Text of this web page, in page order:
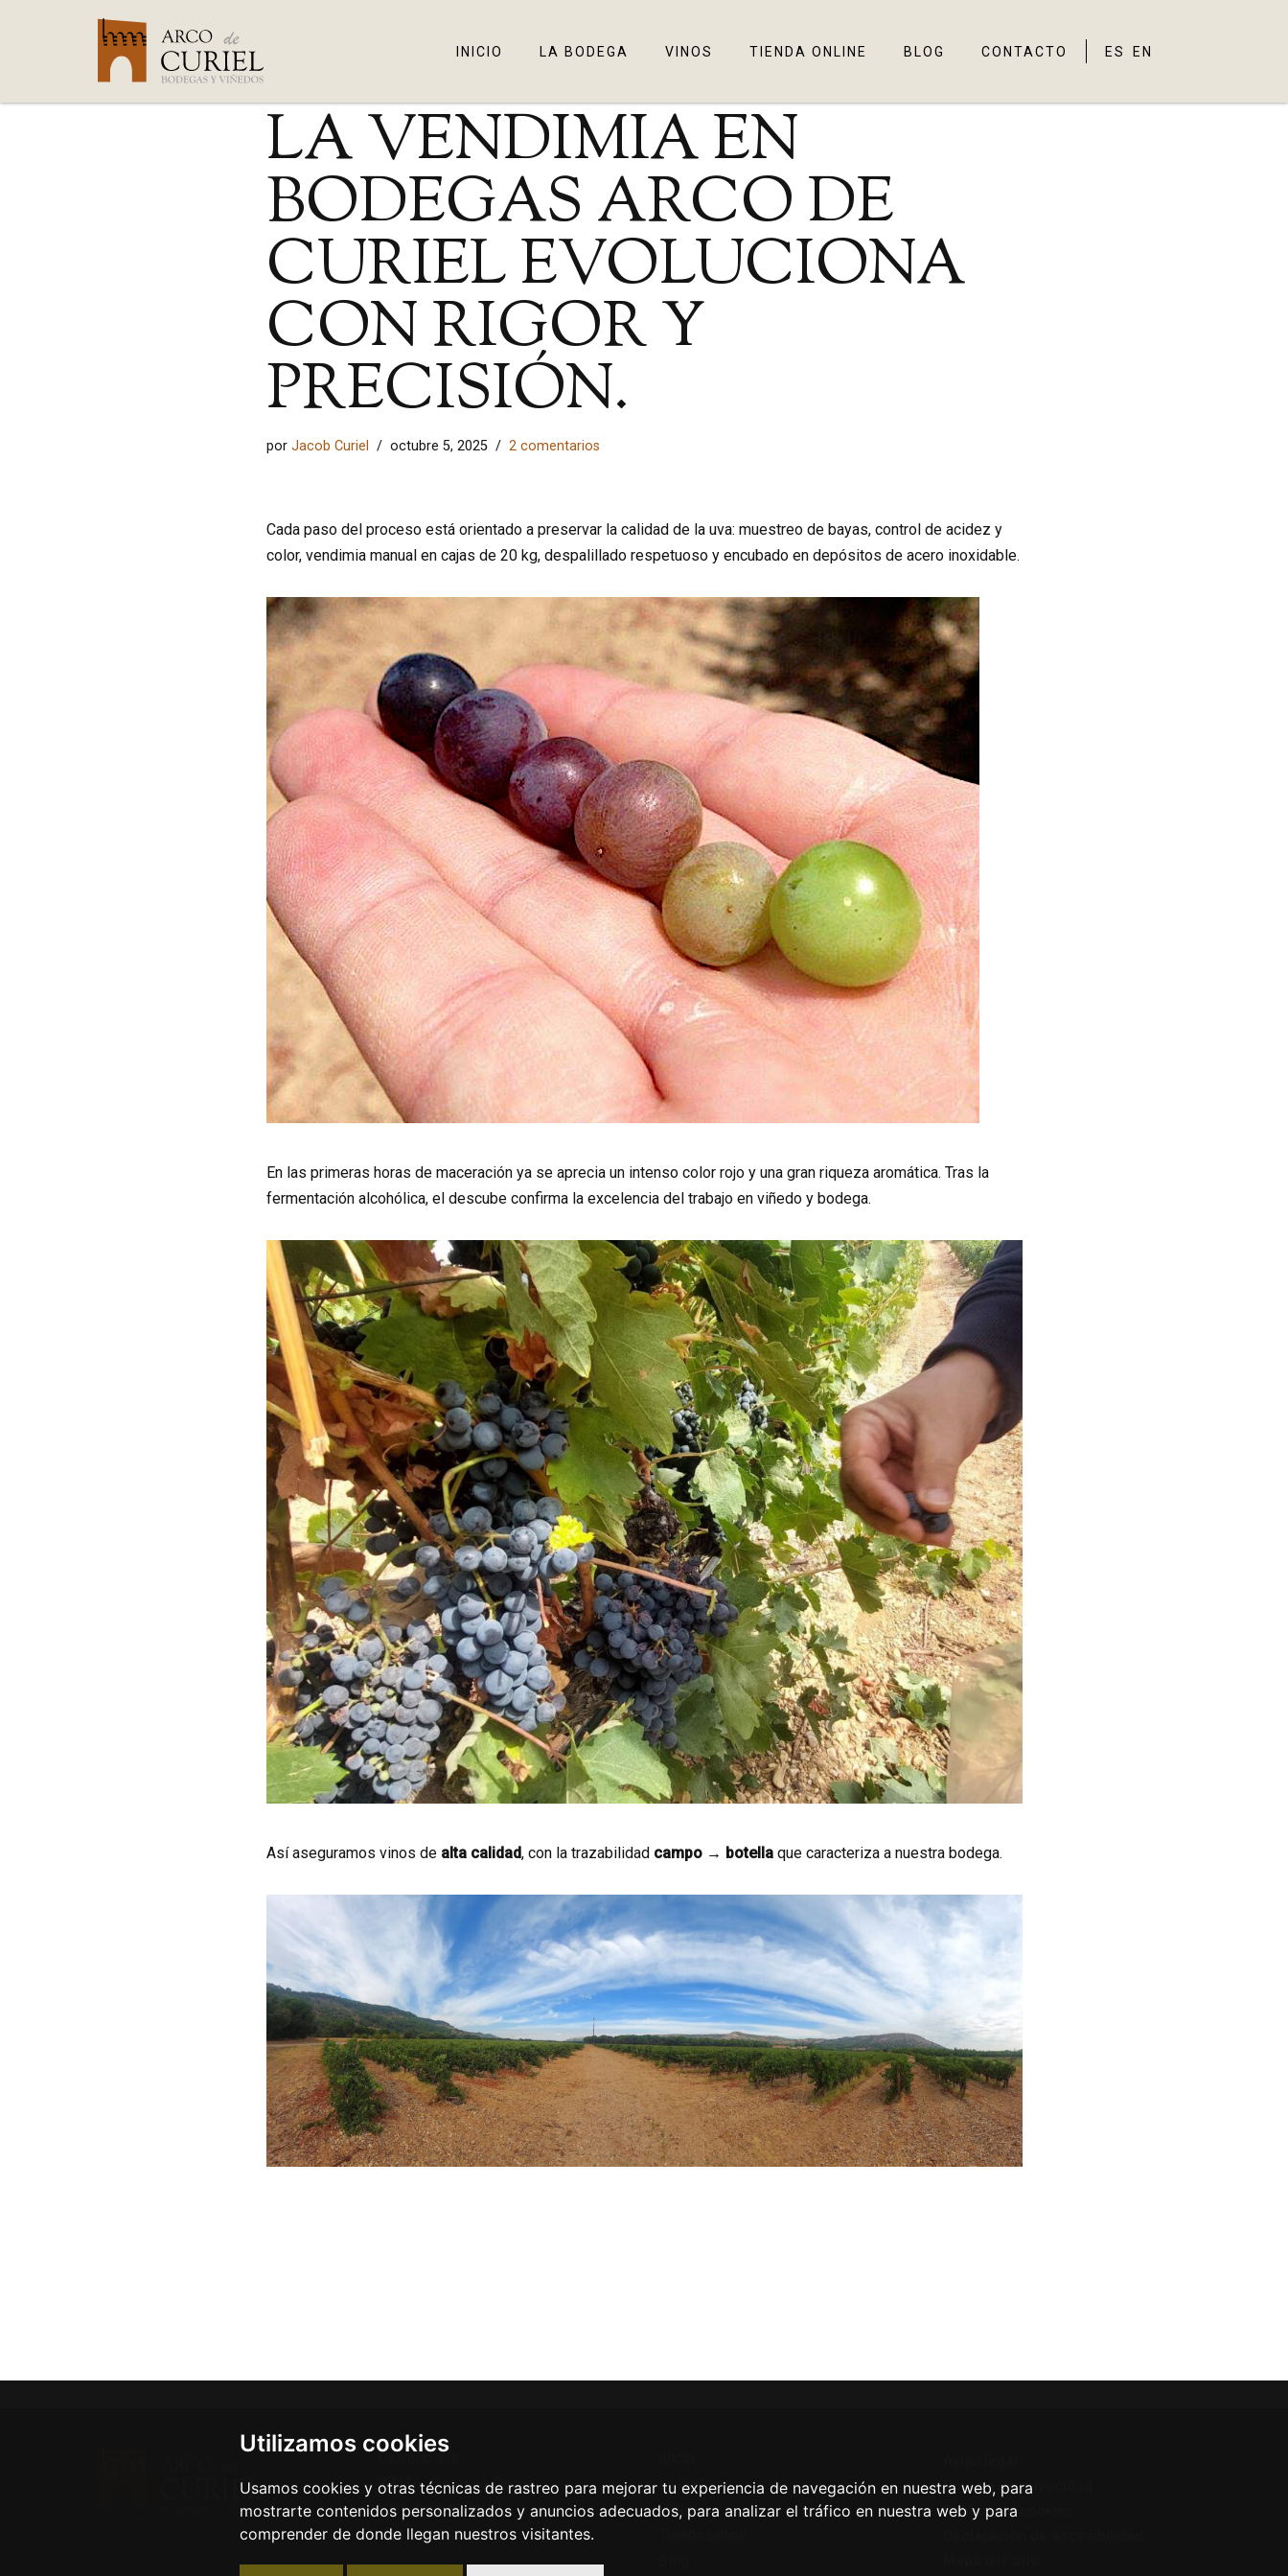
Utilizamos cookies
Usamos cookies y otras técnicas de rastreo para mejorar tu experiencia de navegación en nuestra web, para
mostrarte contenidos personalizados y anuncios adecuados, para analizar el tráfico en nuestra web y para
comprender de donde llegan nuestros visitantes.
contenido
INICIO LA BODEGA VINOS TIENDA ONLINE BLOG CONTACTO ES
EN
LA VENDIMIA EN
BODEGAS ARCO DE
CURIEL EVOLUCIONA
CON RIGOR Y
PRECISIÓN.
por Jacob Curiel octubre 5, 2025 2 comentarios
Cada paso del proceso está orientado a preservar la calidad de la uva: muestreo de bayas, control de acidez y
color, vendimia manual en cajas de 20 kg, despalillado respetuoso y encubado en depósitos de acero inoxidable.
En las primeras horas de maceración ya se aprecia un intenso color rojo y una gran riqueza aromática. Tras la
fermentación alcohólica, el descube confirma la excelencia del trabajo en viñedo y bodega.
Así aseguramos vinos de alta calidad, con la trazabilidad campo → botellaque caracteriza a nuestra bodega.
Calvario s/n
47316 Curiel de Duero
Valladolid (SPAIN)
+34 983 880 481
La bodega
Vinos
Política de privacidad
Política de cookies